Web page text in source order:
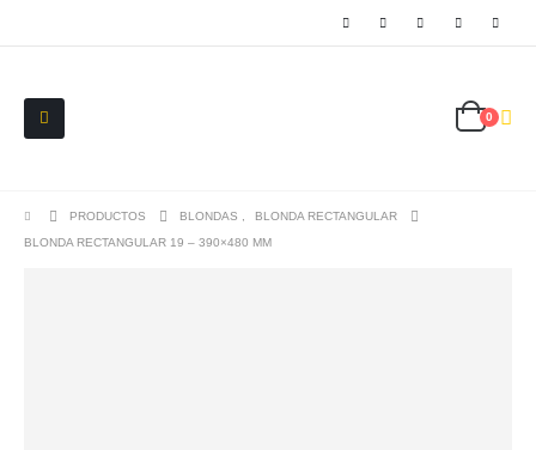
0
PRODUCTOS BLONDAS
BLONDA RECTANGULAR
BLONDA RECTANGULAR 19 – 390×480 MM